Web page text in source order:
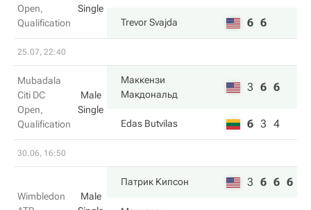
Open,
Qualification
Single
Trevor Svajda 6 6
25.07, 22:40
Mubadala
Citi DC
Open,
Qualification
Male
Single
Маккензи
Макдональд
3 6 6
Edas Butvilas 6 3 4
30.06, 16:50
Wimbledon
Male
Патрик Кипсон 3 6 6 6